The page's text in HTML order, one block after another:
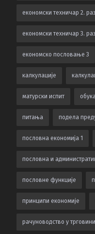
економски техничар 2.
економски техничар 3.
економско пословање 3
калкулацијe
матурски испит
питања подела
пословна економија 1
пословна и
пословне функције
принципи економије
рачуноводство у трговини